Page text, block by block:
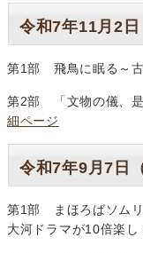
令和7年11月2日
第1部 飛鳥に眠る～
第2部 「文物の儀、
細ページ
令和7年9月7日
第1部 まほろばソムリ
大河ドラマが10倍楽